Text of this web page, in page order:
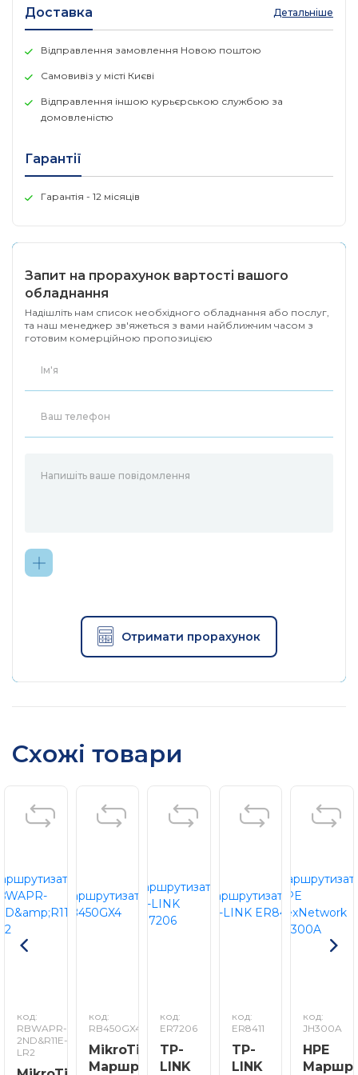
Покращена якість обслуговування для
забезпечення продуктивності додатків із низькою
затримкою в реальному часі.
Підтримка фільтрації застосунків, URL-адрес, DNS і
незахищеного вмісту.
150 точками доступу GWN; GWN.Cloud пропонує
безкоштовну платформу хмарного управління для
доступу GWN.
Доставка Детальніше
Відправлення замовлення Новою поштою
Самовивіз у місті Києві
Відправлення іншою курьєрською службою за
домовленістю
Гарантії
Гарантія - 12 місяців
Запит на прорахунок вартості вашого
обладнання
Надішліть нам список необхідного обладнання або послуг,
та наш менеджер зв'яжеться з вами найближчим часом з
готовим комерційною пропозицією
Отримати прорахунок
Схожі товари
код:
RBWAPR-
2ND&R11E-
LR2
код:
RB450GX4
MikroTik
Маршрутизатор
код:
ER7206
TP-
LINK
код:
ER8411
TP-
LINK
код:
JH300A
HPE